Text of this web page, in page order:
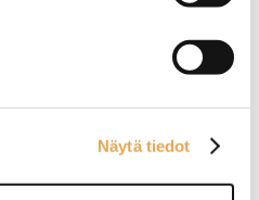
Näytä tiedot